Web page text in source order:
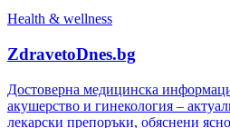
Health & wellness
ZdravetoDnes.bg
Достоверна медицинска
акушерство и гинекология –
лекарски препоръки, обяснени